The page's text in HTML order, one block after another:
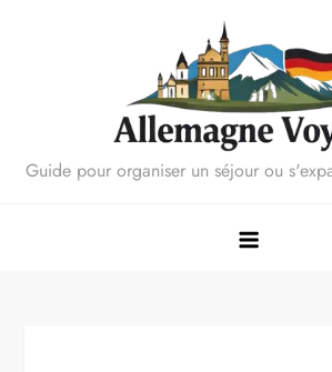
Guide pour organiser un séjour ou